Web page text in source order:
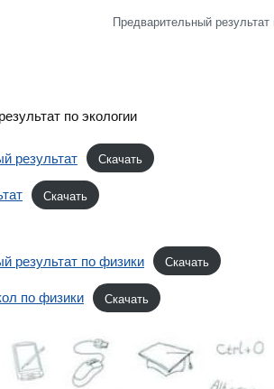
Предварительный результат
по экологии
результат Скачать
Скачать
результат по физики Скачать
по физики Скачать